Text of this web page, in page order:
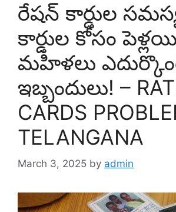
రేషన్ కార్డుల
కార్డుల కోసం
మహిళలు
ఇబ్బందులు! –
CARDS
TELANGANA
March 3, 2025 by admin